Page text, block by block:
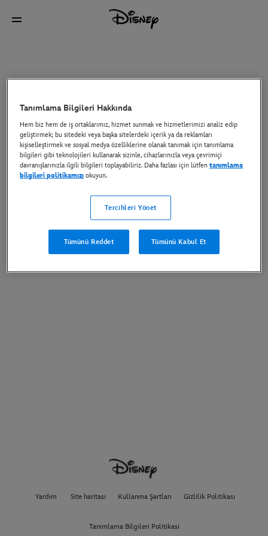
Yardım Site haritası Kullanma Şartları Gizlilik Politikası
Tanimlama Bilgileri Politikasi
Tanımlama Bilgileri Hakkında
Hem biz hem de iş ortaklarımız, hizmet sunmak ve hizmetlerimizi analiz edip
geliştirmek; bu sitedeki veya başka sitelerdeki içerik ya da reklamları
kişiselleştirmek ve sosyal medya özelliklerine olanak tanımak için tanımlama
bilgileri gibi teknolojileri kullanarak sizinle, cihazlarınızla veya çevrimiçi
davranışlarınızla ilgili bilgileri toplayabiliriz. Daha fazlası için lütfentanımlama
bilgileri politikamızı okuyun.
Tercihleri Yönet
Tümünü Reddet Tümünü Kabul Et